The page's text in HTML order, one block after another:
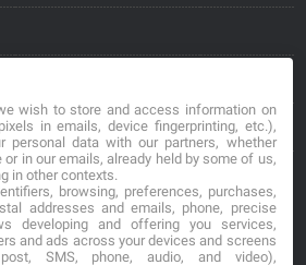
datos mostrados estén
wish to store and access information on
in emails, device fingerprinting, etc.),
personal data with our partners, whether
in our emails, already held by some of us,
in other contexts.
browsing, preferences, purchases,
addresses and emails, phone, precise
developing and offering you services,
and ads across your devices and screens
SMS, phone, audio, and video),